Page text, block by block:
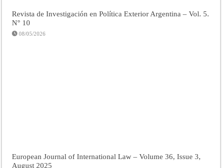
Revista de Investigación en Política Exterior Argentina – Vol. 5.
N° 10
08/05/2026
European Journal of International Law – Volume 36, Issue 3,
August 2025